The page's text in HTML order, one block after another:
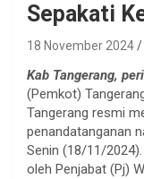
Sepakati
18 November 2024
Kab Tangerang,
(Pemkot)
Tangerang resmi
penandatanganan
Senin (18/11/
oleh Penjabat (Pj)